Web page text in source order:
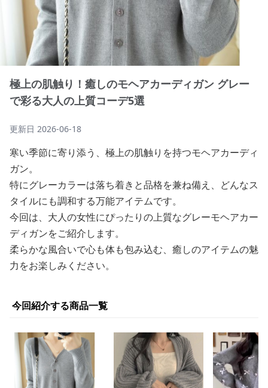
極上の肌触り！癒しのモヘアカーディガン グレー
で彩る大人の上質コーデ5選
更新日 2026-06-18
寒い季節に寄り添う、極上の肌触りを持つモヘアカーディ
ガン。
特にグレーカラーは落ち着きと品格を兼ね備え、どんなス
タイルにも調和する万能アイテムです。
今回は、大人の女性にぴったりの上質なグレーモヘアカー
ディガンをご紹介します。
柔らかな風合いで心も体も包み込む、癒しのアイテムの魅
力をお楽しみください。
今回紹介する商品一覧